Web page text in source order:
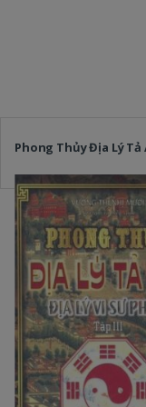
Phong Thủy Địa Lý Tả